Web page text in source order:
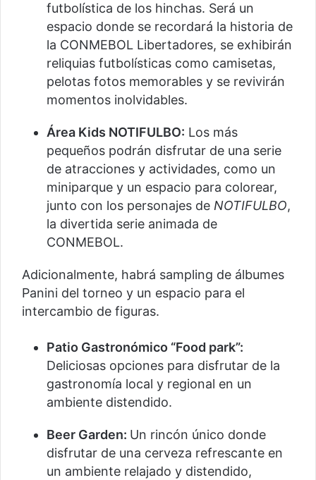
futbolística de los hinchas. Será un
espacio donde se recordará la historia de
la CONMEBOL Libertadores, se exhibirán
reliquias futbolísticas como camisetas,
pelotas fotos memorables y se revivirán
momentos inolvidables.
Área Kids NOTIFULBO: Los más
pequeños podrán disfrutar de una serie
de atracciones y actividades, como un
miniparque y un espacio para colorear,
junto con los personajes de NOTIFULBO,
la divertida serie animada de
CONMEBOL.
Adicionalmente, habrá sampling de álbumes
Panini del torneo y un espacio para el
intercambio de figuras.
Patio Gastronómico “Food park”:
Deliciosas opciones para disfrutar de la
gastronomía local y regional en un
ambiente distendido.
Beer Garden: Un rincón único donde
disfrutar de una cerveza refrescante en
un ambiente relajado y distendido,